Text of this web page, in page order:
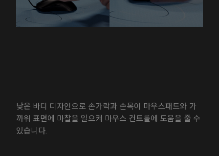
낮은 바디 디자인으로 손가락과 손목이 마우스패드와 가
까워 표면에 마찰을 일으켜 마우스 컨트롤에 도움을 줄 수
있습니다.